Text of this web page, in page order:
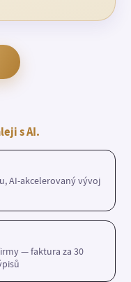
s AI.
AI-akcelerovaný vývoj
— faktura za 30